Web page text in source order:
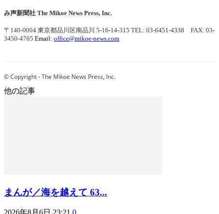
み声新聞社 The Mikoe News Press, Inc.
〒140-0004 東京都品川区南品川 5-16-14-315 TEL: 03-6451-4338 FAX: 03-
3450-4765 Email: office@mikoe-news.com
© Copyright - The Mikoe News Press, Inc.
他の記事
まんが／海を越えて 63...